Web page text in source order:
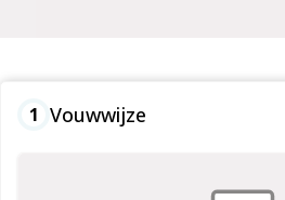
1 Vouwwijze